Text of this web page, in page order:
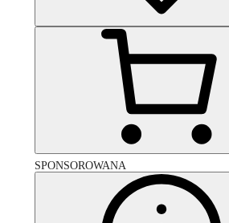
SPONSOROWANA